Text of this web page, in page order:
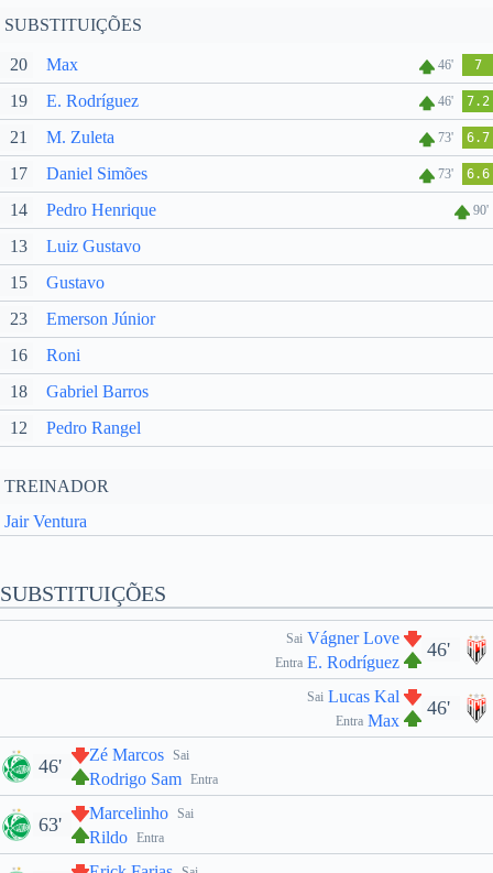
SUBSTITUIÇÕES
20 Max 46' 7
19 E. Rodríguez 46' 7.2
21 M. Zuleta 73' 6.7
17 Daniel Simões 73' 6.6
14 Pedro Henrique 90'
13
Luiz Gustavo
15
Gustavo
23
Emerson Júnior
16
Roni
18
Gabriel Barros
12
Pedro Rangel
TREINADOR
Jair Ventura
SUBSTITUIÇÕES
46'
Sai Vágner Love
Entra E. Rodríguez
46'
Sai Lucas Kal
Entra Max
Sai
Zé Marcos
Entra
Rodrigo Sam
46'
Sai
Marcelinho
Entra
Rildo
63'